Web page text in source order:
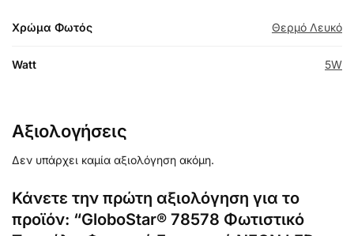
Χρώμα Φωτός Θερμό Λευκό
Watt 5W
Αξιολογήσεις
Δεν υπάρχει καμία αξιολόγηση ακόμη.
Κάνετε την πρώτη αξιολόγηση για το
προϊόν: “GloboStar® 78578 Φωτιστικό